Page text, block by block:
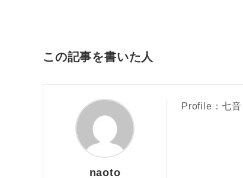
この記事を書いた人
naoto
Profile：七音